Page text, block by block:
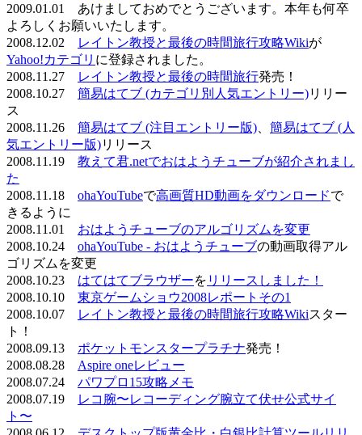
2009.01.01 あけましておめでとうございます。本年も何卒
よろしくお願いいたします。
2008.12.02
レイトン教授と最後の時間旅行攻略Wikiが
Yahoo!カテゴリ に登録されました。
2008.11.27
レイトン教授と最後の時間旅行発売！
2008.10.27 簡易はてブ (カテゴリ別人気エントリー)リリー
ス
2008.11.26 簡易はてブ (注目エントリー版)
簡易はてブ (人
気エントリー版)リリース
2008.11.19 教えて君.netでおはようチューブが紹介されまし
た
2008.11.18 ohaYouTubeで高画質HD動画をダウンロードで
きるように
2008.11.01 おはようチューブのアルゴリズムを変更
2008.10.24 ohaYouTube - おはようチューブの動画取得アル
ゴリズムを変更
2008.10.23 はてはてブラウザーを リリースしました！
2008.10.10 東京ゲームショウ2008レポートその1
2008.10.07
レイトン教授と最後の時間旅行攻略Wikiスター
ト！
2008.09.13 ポケットモンスタープラチナ発売！
2008.08.28 Aspire oneレビュー
2008.07.24 パワプロ15攻略メモ
2008.07.19
レコ腕〜レコーディング腕立て伏せ公式サイ
ト〜